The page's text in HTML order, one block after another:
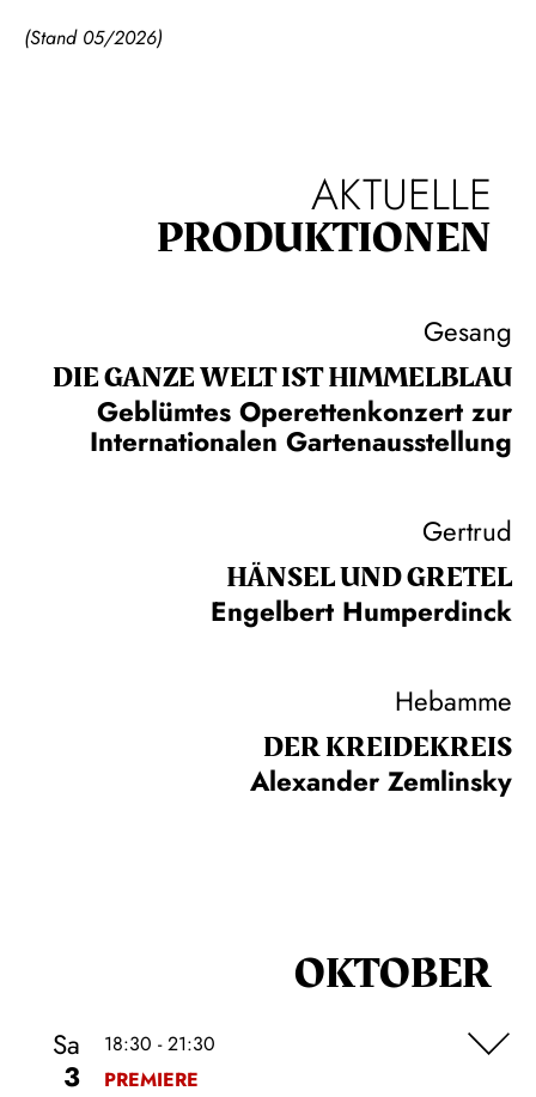
(Stand 05/2026)
AKTUELLE
PRODUKTIONEN
Gesang
DIE GANZE WELT IST HIMMEL­BLAU
Geblümtes Operettenkonzert zur
Internationalen Gartenausstellung
Gertrud
HÄNSEL UND GRETEL
Engelbert Humperdinck
Hebamme
DER KREIDE­KREIS
Alexander Zemlinsky
OKTOBER
Sa
3
18:30 - 21:30
PREMIERE